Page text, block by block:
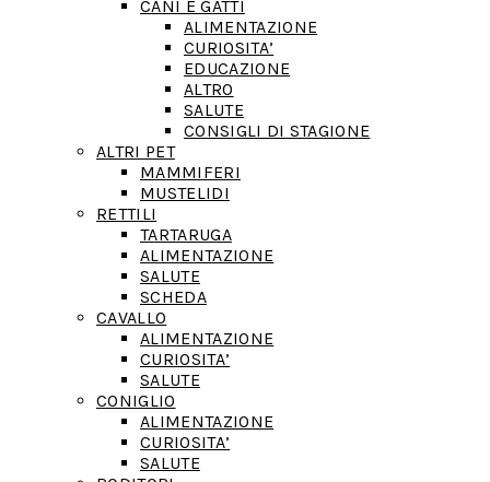
CANI E GATTI
ALIMENTAZIONE
CURIOSITA’
EDUCAZIONE
ALTRO
SALUTE
CONSIGLI DI STAGIONE
ALTRI PET
MAMMIFERI
MUSTELIDI
RETTILI
TARTARUGA
ALIMENTAZIONE
SALUTE
SCHEDA
CAVALLO
ALIMENTAZIONE
CURIOSITA’
SALUTE
CONIGLIO
ALIMENTAZIONE
CURIOSITA’
SALUTE